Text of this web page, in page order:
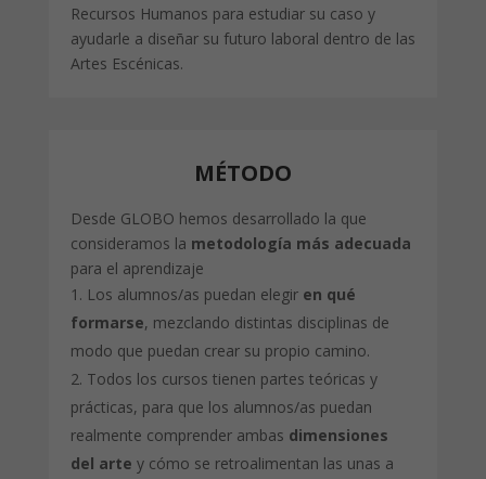
Recursos Humanos para estudiar su caso y
ayudarle a diseñar su futuro laboral dentro de las
Artes Escénicas.
MÉTODO
Desde GLOBO hemos desarrollado la que
consideramos la metodología más adecuada
para el aprendizaje
Los alumnos/as puedan elegir en qué
formarse, mezclando distintas disciplinas de
modo que puedan crear su propio camino.
Todos los cursos tienen partes teóricas y
prácticas, para que los alumnos/as puedan
realmente comprender ambas dimensiones
del arte y cómo se retroalimentan las unas a